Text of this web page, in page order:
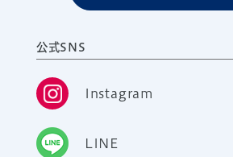
公式SNS
Instagram
LINE